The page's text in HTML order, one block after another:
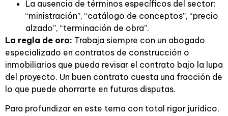
La ausencia de términos específicos del sector:
“ministración”, “catálogo de conceptos”, “precio
alzado”, “terminación de obra”.
La regla de oro: Trabaja siempre con un abogado
especializado en contratos de construcción o
inmobiliarios que pueda revisar el contrato bajo la lupa
del proyecto. Un buen contrato cuesta una fracción de
lo que puede ahorrarte en futuras disputas.
Para profundizar en este tema con total rigor jurídico,